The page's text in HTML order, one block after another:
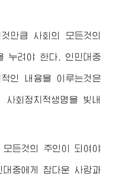
만큼 사회의 모든것의
누려야 한다. 인민대중
인 내용을 이루는것은
사회정치적생명을 빛내
든것의 주인이 되여야
중에게 참다운 사랑과